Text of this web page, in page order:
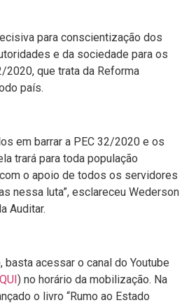
para conscientização dos
e da sociedade para os
2020, que trata da Reforma
país.
em barrar a PEC 32/2020 e os
trará para toda população
o apoio de todos os servidores
nessa luta”, esclareceu Wederson
Auditar.
basta acessar o canal do Youtube
) no horário da mobilização. Na
o livro “Rumo ao Estado